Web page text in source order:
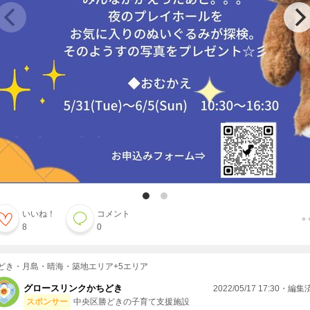
いいね！
8
コメント
0
き・月島・晴海・築地エリア+5エリア
グロースリンクかちどき
スポンサー 中央区勝どきの子育て支援施設
2022/05/17 17:30・編集